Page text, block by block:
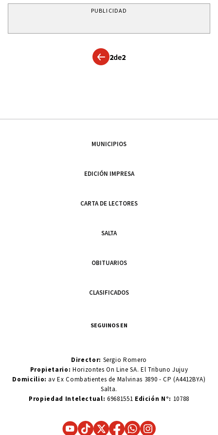
PUBLICIDAD
2de2
MUNICIPIOS
EDICIÓN IMPRESA
CARTA DE LECTORES
SALTA
OBITUARIOS
CLASIFICADOS
SEGUINOS EN
Director: Sergio Romero
Propietario:Horizontes On Line SA. El Tribuno Jujuy
Domicilio: av Ex Combatientes de Malvinas 3890 - CP (A4412BYA)
Salta.
Propiedad Intelectual: 69681551 Edición N°: 10788